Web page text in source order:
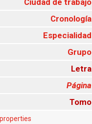
Ciudad de trabajo
Cronología
Especialidad
Grupo
Letra
Página
Tomo